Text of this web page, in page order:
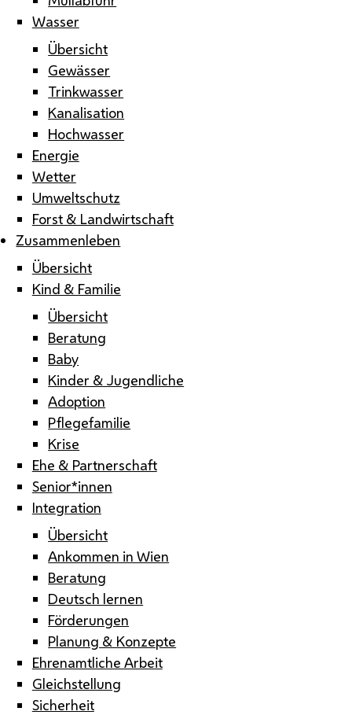
Wasser
Übersicht
Gewässer
Trinkwasser
Kanalisation
Hochwasser
Energie
Wetter
Umweltschutz
Forst & Landwirtschaft
Zusammenleben
Übersicht
Kind & Familie
Übersicht
Beratung
Baby
Kinder & Jugendliche
Adoption
Pflegefamilie
Krise
Ehe & Partnerschaft
Senior*innen
Integration
Übersicht
Ankommen in Wien
Beratung
Deutsch lernen
Förderungen
Planung & Konzepte
Ehrenamtliche Arbeit
Gleichstellung
Sicherheit